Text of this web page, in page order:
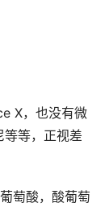
X，也没有微
等等，正视差
萄酸，酸葡萄